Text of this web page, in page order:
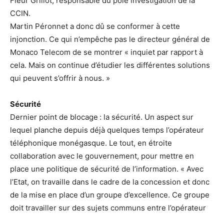
CCIN.
Martin Péronnet a donc dû se conformer à cette
injonction. Ce qui n’empêche pas le directeur général de
Monaco Telecom de se montrer « inquiet par rapport à
cela. Mais on continue d’étudier les différentes solutions
qui peuvent s’offrir à nous. »
Sécurité
Dernier point de blocage : la sécurité. Un aspect sur
lequel planche depuis déjà quelques temps l’opérateur
téléphonique monégasque. Le tout, en étroite
collaboration avec le gouvernement, pour mettre en
place une politique de sécurité de l’information. « Avec
l’Etat, on travaille dans le cadre de la concession et donc
de la mise en place d’un groupe d’excellence. Ce groupe
doit travailler sur des sujets communs entre l’opérateur